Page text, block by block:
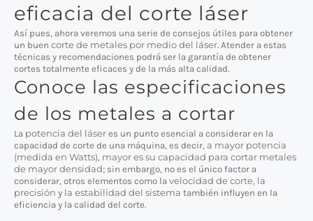
eficacia del corte láser
Así pues, ahora veremos una serie de consejos útiles para obtener
un buen corte de metales por medio del láser. Atender a estas
técnicas y recomendaciones podrá ser la garantía de obtener
cortes totalmente eficaces y de la más alta calidad.
Conoce las especificaciones
de los metales a cortar
La potencia del láser es un punto esencial a considerar en la
capacidad de corte de una máquina, es decir, a mayor potencia
(medida en Watts), mayor es su capacidad para cortar metales
de mayor densidad; sin embargo, no es el único factor a
considerar, otros elementos como la velocidad de corte, la
precisión y la estabilidad del sistema también influyen en la
eficiencia y la calidad del corte.